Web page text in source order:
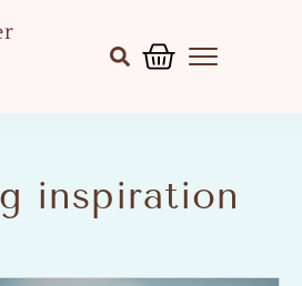
inspiration